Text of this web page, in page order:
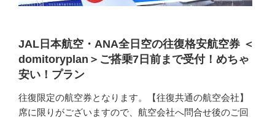
JAL日本航空・ANA全日空の往復格安航空券 ＜
domitoryplan＞ご搭乗7日前まで受付！めちゃ
安い！プラン
往復限定の航空券となります。【往復共通の航空会社】
席に限りがございますので、航空会社へ問合せ後のご回